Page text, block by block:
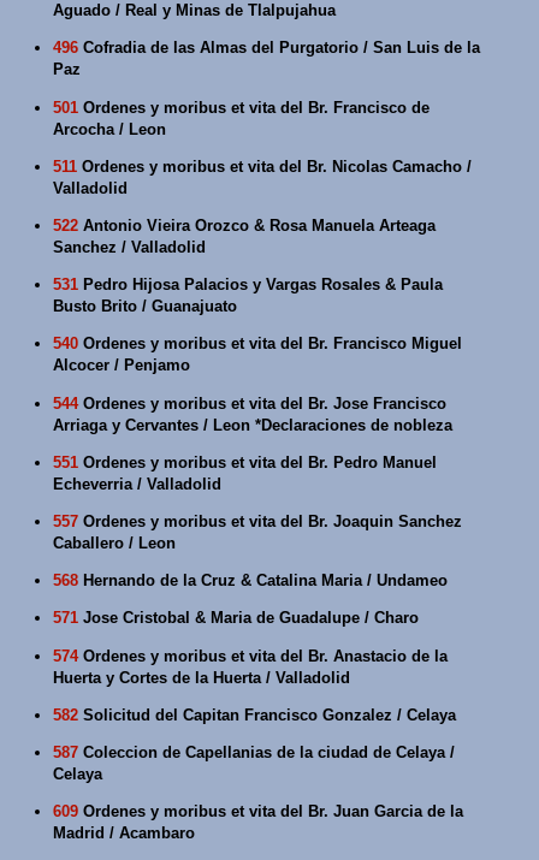
Aguado / Real y Minas de Tlalpujahua
496 Cofradia de las Almas del Purgatorio / San Luis de la
Paz
501 Ordenes y moribus et vita del Br. Francisco de
Arcocha / Leon
511 Ordenes y moribus et vita del Br. Nicolas Camacho /
Valladolid
522 Antonio Vieira Orozco & Rosa Manuela Arteaga
Sanchez / Valladolid
531 Pedro Hijosa Palacios y Vargas Rosales & Paula
Busto Brito / Guanajuato
540 Ordenes y moribus et vita del Br. Francisco Miguel
Alcocer / Penjamo
544Ordenes y moribus et vita del Br. Jose Francisco
Arriaga y Cervantes / Leon *Declaraciones de nobleza
551 Ordenes y moribus et vita del Br. Pedro Manuel
Echeverria / Valladolid
557 Ordenes y moribus et vita del Br. Joaquin Sanchez
Caballero / Leon
568 Hernando de la Cruz & Catalina Maria / Undameo
571 Jose Cristobal & Maria de Guadalupe / Charo
574Ordenes y moribus et vita del Br. Anastacio de la
Huerta y Cortes de la Huerta / Valladolid
582 Solicitud del Capitan Francisco Gonzalez / Celaya
587 Coleccion de Capellanias de la ciudad de Celaya /
Celaya
609 Ordenes y moribus et vita del Br. Juan Garcia de la
Madrid / Acambaro